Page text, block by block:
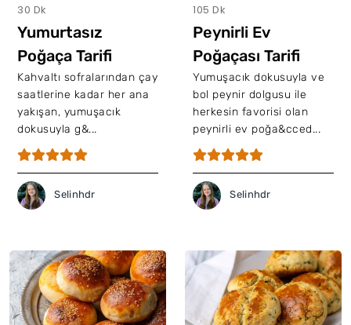
30 Dk
Yumurtasız
Poğaça Tarifi
Kahvaltı sofralarından çay
saatlerine kadar her ana
yakışan, yumuşacık
dokusuyla g&...
Selinhdr
105 Dk
Peynirli Ev
Poğaçası Tarifi
Yumuşacık dokusuyla ve
bol peynir dolgusu ile
herkesin favorisi olan
peynirli ev poğa&cced...
Selinhdr